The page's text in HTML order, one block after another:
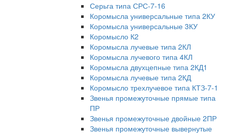
Серьга типа СРС-7-16
Коромысла универсальные типа 2КУ
Коромысла универсальные 3КУ
Коромысло К2
Коромысла лучевые типа 2КЛ
Коромысла лучевого типа 4КЛ
Коромысла двухцепные типа 2КД1
Коромысла лучевые типа 2КД
Коромысло трехлучевое типа КТЗ-7-1
Звенья промежуточные прямые типа
ПР
Звенья промежуточные двойные 2ПР
Звенья промежуточные вывернутые